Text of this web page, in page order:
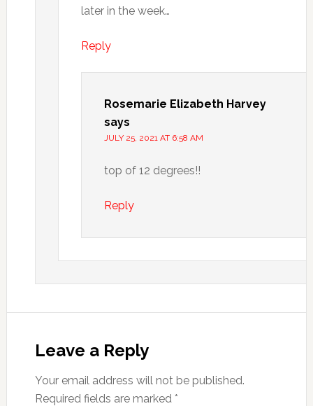
later in the week…
Reply
Rosemarie Elizabeth Harvey
says
JULY 25, 2021 AT 6:58 AM
top of 12 degrees!!
Reply
Leave a Reply
Your email address will not be published.
Required fields are marked *